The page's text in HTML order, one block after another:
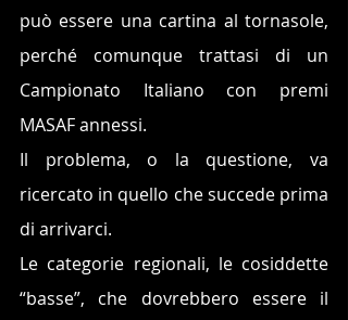
può essere una cartina al tornasole,
perché comunque trattasi di un
Campionato Italiano con premi
MASAF annessi.
Il problema, o la questione, va
ricercato in quello che succede prima
di arrivarci.
Le categorie regionali, le cosiddette
“basse”, che dovrebbero essere il